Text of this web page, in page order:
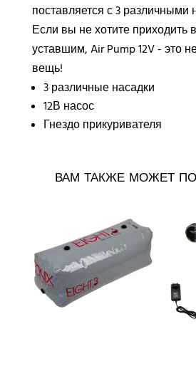
поставляется с 3 различными
Если вы не хотите приходить
уставшим, Air Pump 12V - это
вещь!
3 различные насадки
12В насос
Гнездо прикуривателя
ВАМ ТАКЖЕ МОЖЕТ